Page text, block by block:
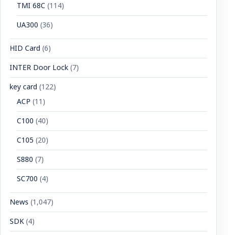
TMI 68C (114)
UA300 (36)
HID Card (6)
INTER Door Lock(7)
key card (122)
ACP (11)
C100 (40)
C105 (20)
S880 (7)
SC700 (4)
News (1,047)
SDK(4)